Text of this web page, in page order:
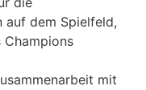
auf dem Spielfeld,
Champions
mit